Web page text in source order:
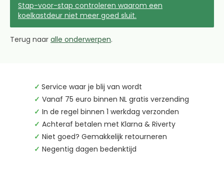
Stap-voor-stap controleren waarom een
koelkastdeur niet meer goed sluit.
Terug naar alle onderwerpen.
✓ Service waar je blij van wordt
✓ Vanaf 75 euro binnen NL gratis verzending
✓ In de regel binnen 1 werkdag verzonden
✓ Achteraf betalen met Klarna & Riverty
✓ Niet goed? Gemakkelijk retourneren
✓ Negentig dagen bedenktijd